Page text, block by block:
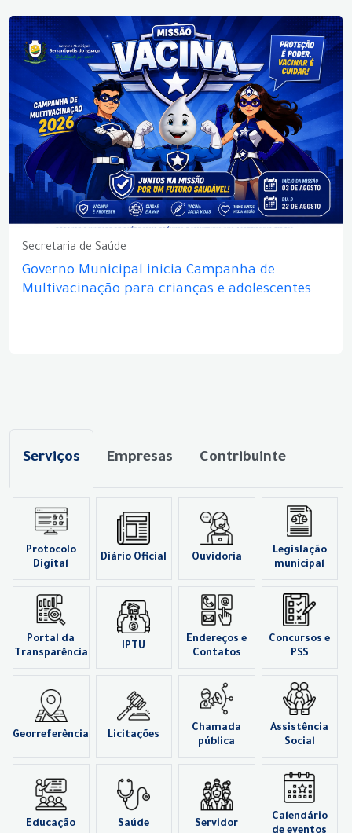
Secretaria de Saúde
Governo Municipal inicia Campanha de
Multivacinação para crianças e adolescentes
Serviços Empresas Contribuinte
Protocolo
Digital
Diário Oficial Ouvidoria
Legislação
municipal
Portal da
Transparência
IPTU
Endereços e
Contatos
Concursos e
PSS
Georreferência Licitações
Chamada
pública
Assistência
Social
Educação Saúde Servidor
Calendário